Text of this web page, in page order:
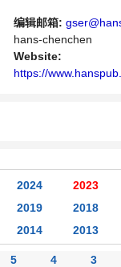
个传播、分享和讨论
问题与发展的交流平
编辑邮箱:
hans-chenchen
Website:
https://
2024 2023
2019 2018
2014 2013
5 4 3